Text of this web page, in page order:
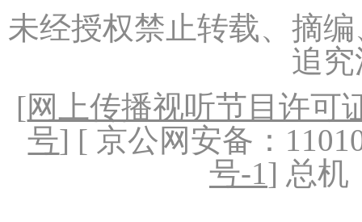
未经授权禁止转载、摘
追
[网上传播视听节目许可
号] [ 京公网安备：
号-1] 总机